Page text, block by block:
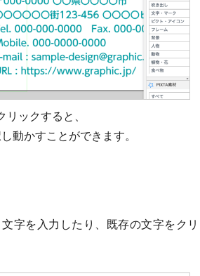
ックすると、
動かすことができます。
字を入力したり、既存の文字をク